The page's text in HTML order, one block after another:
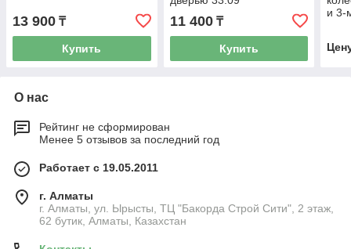
13 900 ₸
Купить
11 400₸
Купить
и 3-
О нас
Рейтинг не сформирован
Менее 5 отзывов за последний год
Работает с 19.05.2011
г. Алматы
г. Алматы, ул. Ырысты, ТЦ "Бакорда Строй Сити", 2 этаж,
62 бутик, Алматы, Казахстан